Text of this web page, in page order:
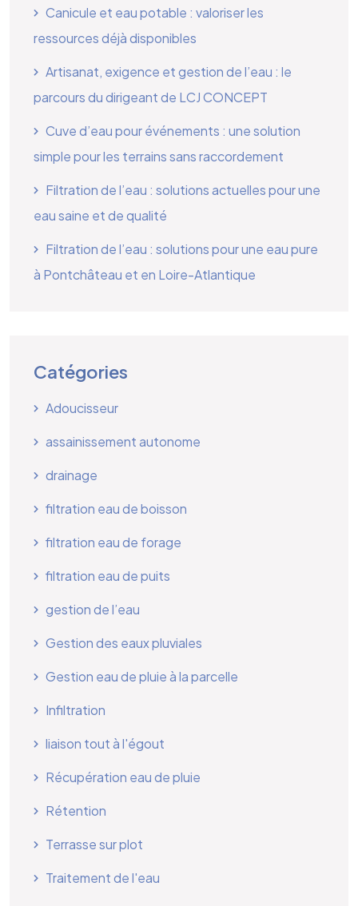
Canicule et eau potable : valoriser les
ressources déjà disponibles
Artisanat, exigence et gestion de l’eau : le
parcours du dirigeant de LCJ CONCEPT
Cuve d’eau pour événements : une solution
simple pour les terrains sans raccordement
Filtration de l’eau : solutions actuelles pour une
eau saine et de qualité
Filtration de l’eau : solutions pour une eau pure
à Pontchâteau et en Loire-Atlantique
Catégories
Adoucisseur
assainissement autonome
drainage
filtration eau de boisson
filtration eau de forage
filtration eau de puits
gestion de l’eau
Gestion des eaux pluviales
Gestion eau de pluie à la parcelle
Infiltration
liaison tout à l'égout
Récupération eau de pluie
Rétention
Terrasse sur plot
Traitement de l'eau